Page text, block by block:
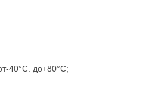
40°С. до+80°С;